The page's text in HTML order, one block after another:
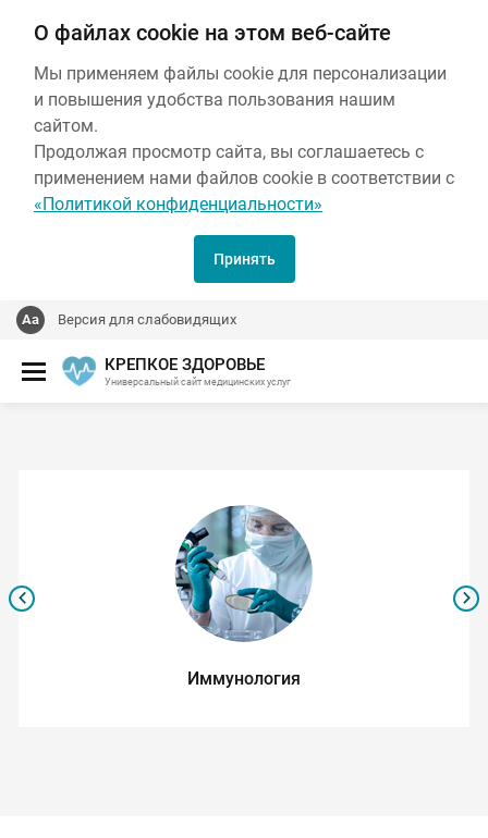
О файлах cookie на этом веб-сайте
Мы применяем файлы cookie для персонализации
и повышения удобства пользования нашим
сайтом.
Продолжая просмотр сайта, вы соглашаетесь с
применением нами файлов cookie в соответствии с
«Политикой конфиденциальности»
Принять
Версия для слабовидящих
КРЕПКОЕ ЗДОРОВЬЕ
Универсальный сайт медицинских услуг
Иммунология